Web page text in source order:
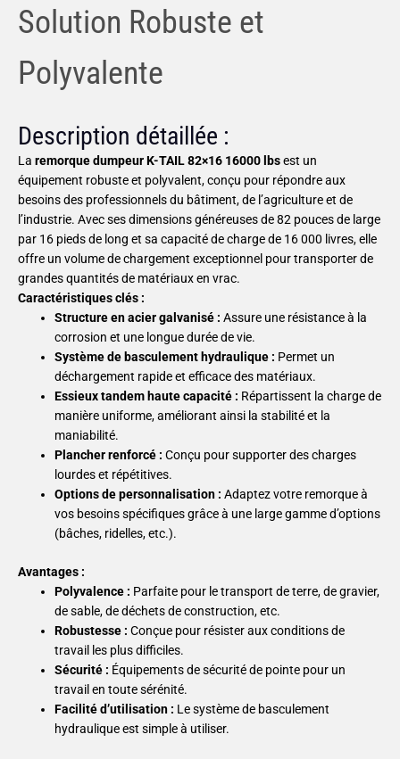
Solution Robuste et
Polyvalente
Description détaillée :
La remorque dumpeur K-TAIL 82×16 16000 lbsest un
équipement robuste et polyvalent, conçu pour répondre aux
besoins des professionnels du bâtiment, de l’agriculture et de
l’industrie. Avec ses dimensions généreuses de 82 pouces de large
par 16 pieds de long et sa capacité de charge de 16 000 livres, elle
offre un volume de chargement exceptionnel pour transporter de
grandes quantités de matériaux en vrac.
Caractéristiques clés :
Structure en acier galvanisé : Assure une résistance à la
corrosion et une longue durée de vie.
Système de basculement hydraulique : Permet un
déchargement rapide et efficace des matériaux.
Essieux tandem haute capacité : Répartissent la charge de
manière uniforme, améliorant ainsi la stabilité et la
maniabilité.
Plancher renforcé : Conçu pour supporter des charges
lourdes et répétitives.
Options de personnalisation : Adaptez votre remorque à
vos besoins spécifiques grâce à une large gamme d’options
(bâches, ridelles, etc.).
Avantages :
Polyvalence : Parfaite pour le transport de terre, de gravier,
de sable, de déchets de construction, etc.
Robustesse : Conçue pour résister aux conditions de
travail les plus difficiles.
Sécurité : Équipements de sécurité de pointe pour un
travail en toute sérénité.
Facilité d’utilisation : Le système de basculement
hydraulique est simple à utiliser.